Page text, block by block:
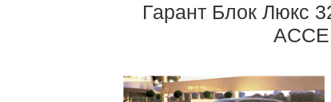
Гарант Блок Люкс